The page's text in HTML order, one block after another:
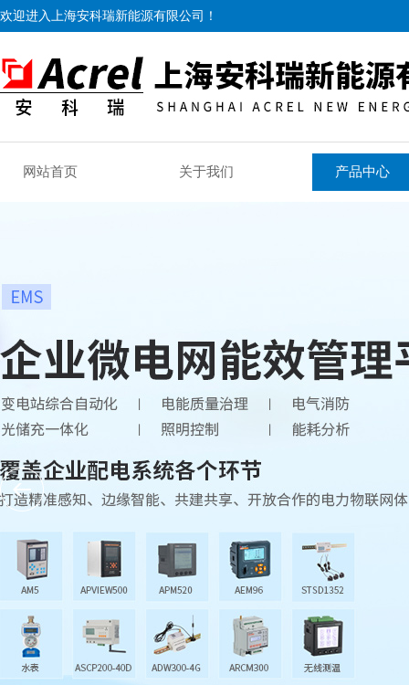
欢迎进入上海安科瑞新能源有限公司！
网站首页 关于我们 产品中心